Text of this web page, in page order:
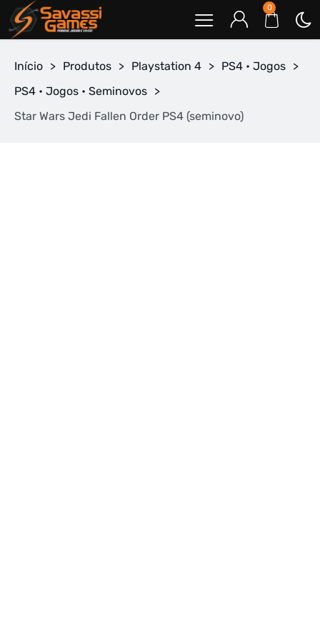
0
Início > Produtos > Playstation 4 > PS4 • Jogos >
PS4 • Jogos • Seminovos >
Star Wars Jedi Fallen Order PS4 (seminovo)